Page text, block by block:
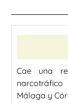
Cae una
Málaga y